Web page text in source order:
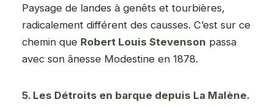
Paysage de landes à genêts et tourbières,
radicalement différent des causses. C’est sur ce
chemin que Robert Louis Stevenson passa
avec son ânesse Modestine en 1878.
5. Les Détroits en barque depuis La Malène.